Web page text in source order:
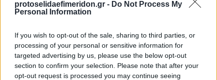
protoselidaefimeridon.gr - Do Not Process My
Personal Information
If you wish to opt-out of the sale, sharing to third parties, or
processing of your personal or sensitive information for
targeted advertising by us, please use the below opt-out
section to confirm your selection. Please note that after your
opt-out request is processed you may continue seeing